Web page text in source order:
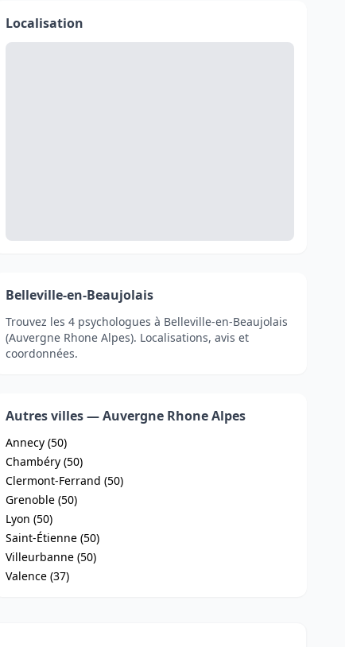
Localisation
Belleville-en-Beaujolais
Trouvez les 4 psychologues à Belleville-en-Beaujolais
(Auvergne Rhone Alpes). Localisations, avis et
coordonnées.
Autres villes — Auvergne Rhone Alpes
Annecy (50)
Chambéry (50)
Clermont-Ferrand (50)
Grenoble (50)
Lyon (50)
Saint-Étienne (50)
Villeurbanne (50)
Valence (37)